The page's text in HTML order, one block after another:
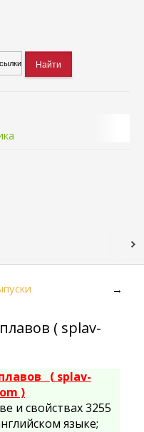
→
( splav-
( splav-
)
и свойствах 3255
языке;